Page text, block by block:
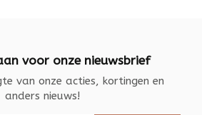
voor onze nieuwsbrief
van onze acties, kortingen en
anders nieuws!